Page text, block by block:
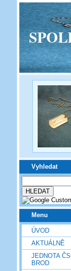
Vyhledat
Menu
ÚVOD
AKTUÁLNĚ
JEDNOTA
BROD